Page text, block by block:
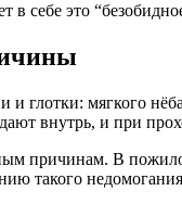
в себе это
и глотки: мягкого
внутрь, и при
причинам. В
такого